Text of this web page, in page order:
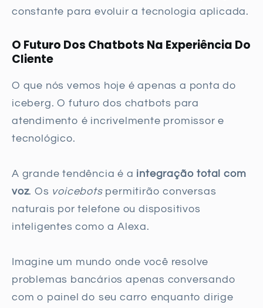
constante para evoluir a tecnologia aplicada.
O Futuro Dos Chatbots Na Experiência Do
Cliente
O que nós vemos hoje é apenas a ponta do
iceberg. O futuro dos chatbots para
atendimento é incrivelmente promissor e
tecnológico.
A grande tendência é a integração total com
voz. Os voicebotspermitirão conversas
naturais por telefone ou dispositivos
inteligentes como a Alexa.
Imagine um mundo onde você resolve
problemas bancários apenas conversando
com o painel do seu carro enquanto dirige